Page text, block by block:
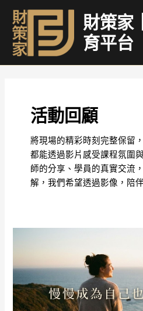
內
財策家
育平台
活動回顧
將現場的精彩時刻完整保留
都能透過影片感受課程氛圍
師的分享、學員的真實交流
解，我們希望透過影像，陪
自
己